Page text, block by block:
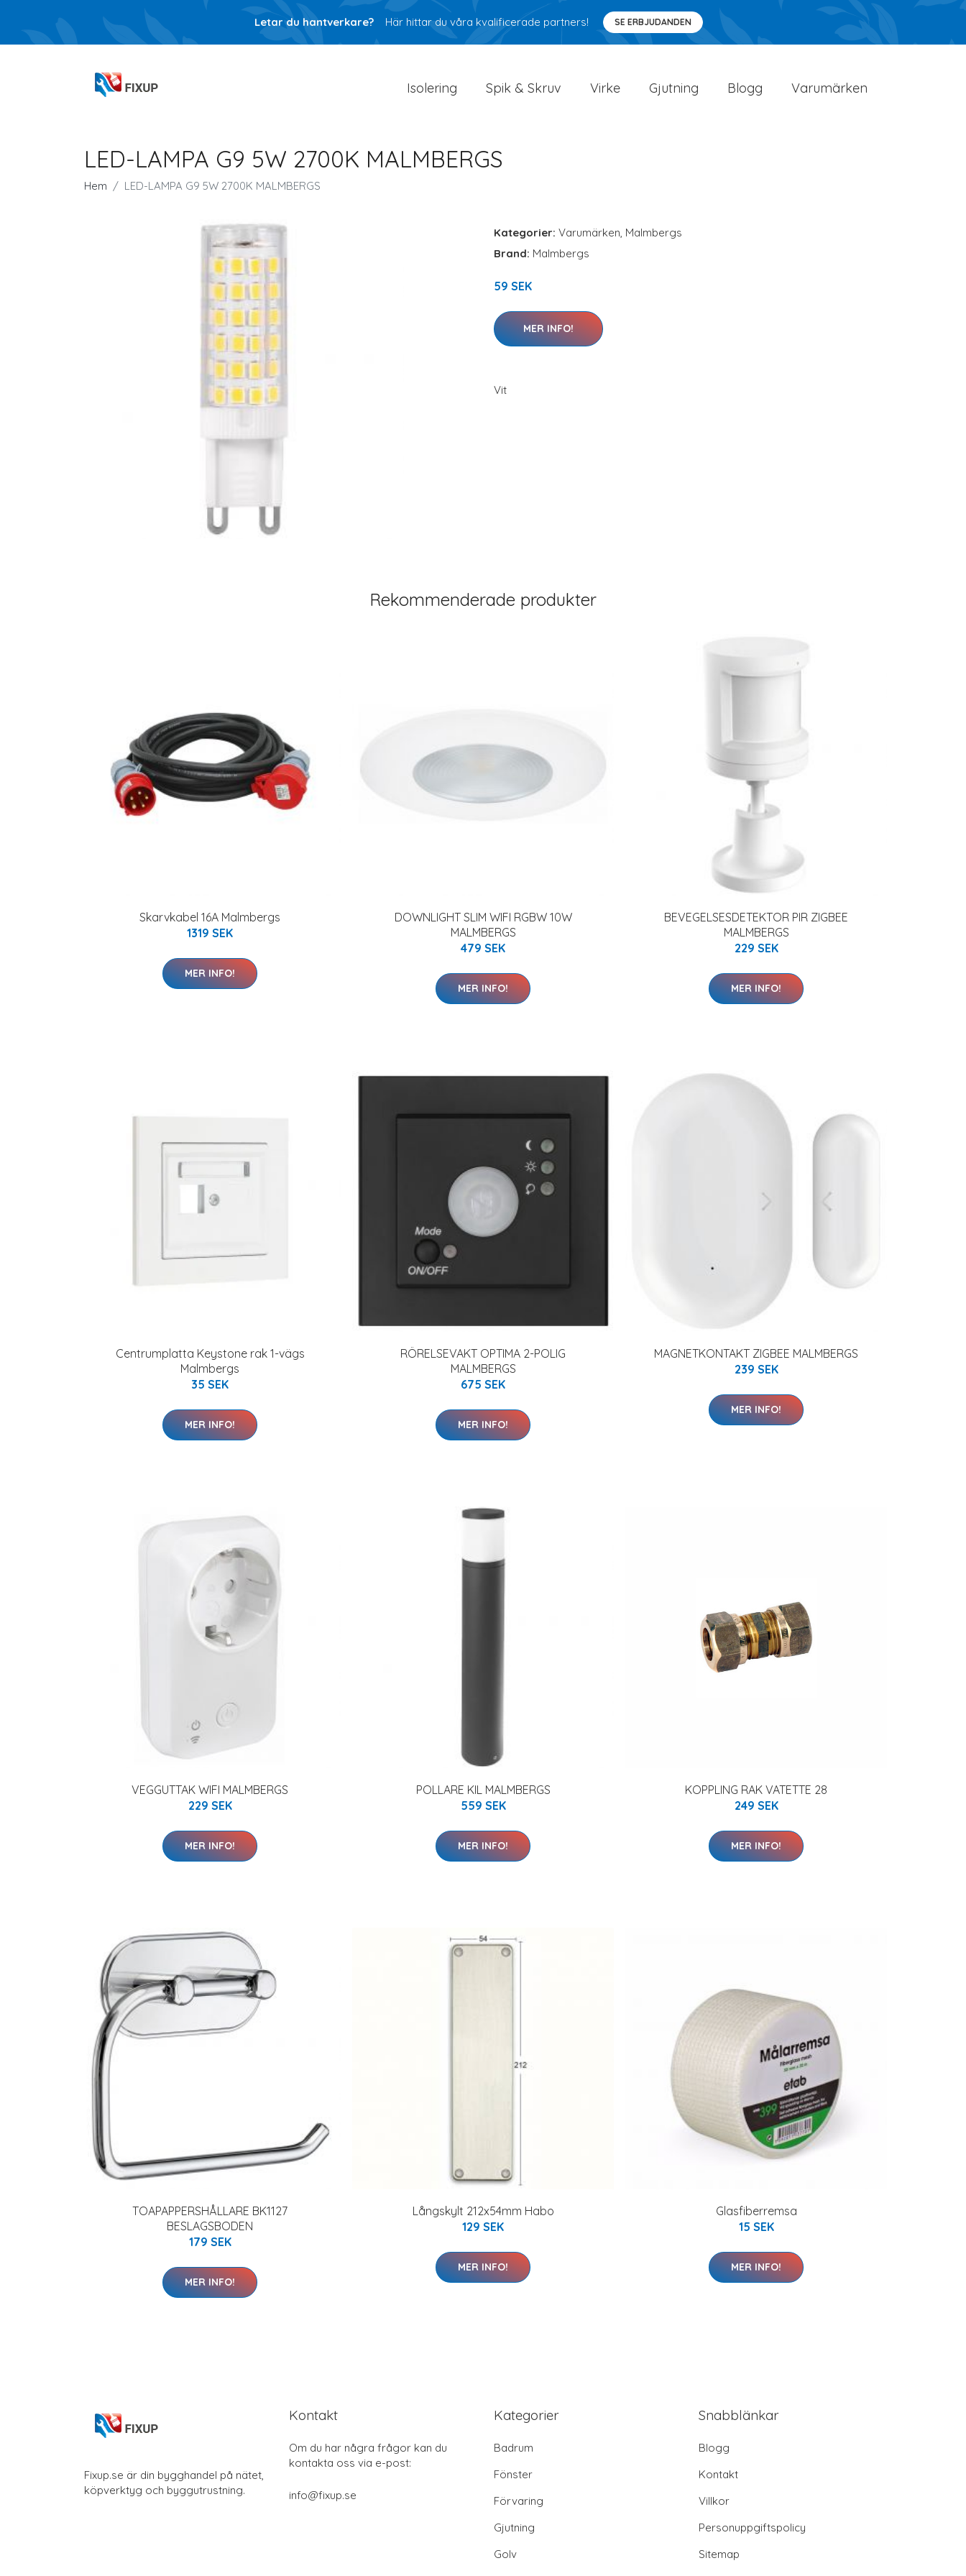
Letar du hantverkare? Här hittar du våra kvalificerade partners! SE ERBJUDANDEN
Isolering Spik & Skruv Virke Gjutning Blogg Varumärken
LED-LAMPA G9 5W 2700K MALMBERGS
Hem LED-LAMPA G9 5W 2700K MALMBERGS
Kategorier: Varumärken, Malmbergs
Brand: Malmbergs
59 SEK
MER INFO!
Vit
Rekommenderade produkter
Skarvkabel 16A Malmbergs
1319 SEK
MER INFO!
DOWNLIGHT SLIM WIFI RGBW 10W
MALMBERGS
479 SEK
MER INFO!
BEVEGELSESDETEKTOR PIR ZIGBEE
MALMBERGS
229 SEK
MER INFO!
Centrumplatta Keystone rak 1-vägs
Malmbergs
35 SEK
MER INFO!
RÖRELSEVAKT OPTIMA 2-POLIG
MALMBERGS
675 SEK
MER INFO!
MAGNETKONTAKT ZIGBEE MALMBERGS
239 SEK
MER INFO!
VEGGUTTAK WIFI MALMBERGS
229 SEK
MER INFO!
POLLARE KIL MALMBERGS
559 SEK
MER INFO!
KOPPLING RAK VATETTE 28
249 SEK
MER INFO!
TOAPAPPERSHÅLLARE BK1127
BESLAGSBODEN
179 SEK
MER INFO!
Långskylt 212x54mm Habo
129 SEK
MER INFO!
Glasfiberremsa
15 SEK
MER INFO!
Fixup.se är din bygghandel på nätet,
köpverktyg och byggutrustning.
Kontakt
Om du har några frågor kan du
kontakta oss via e-post:
info@fixup.se
Kategorier
Badrum
Fönster
Förvaring
Gjutning
Golv
Snabblänkar
Blogg
Kontakt
Villkor
Personuppgiftspolicy
Sitemap